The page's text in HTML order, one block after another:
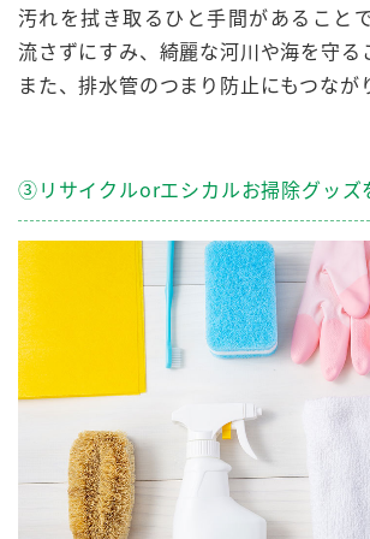
汚れを拭き取るひと手間があること
流さずにすみ、綺麗な河川や海を守る
また、排水管のつまり防止にもつなが
③リサイクルorエシカルお掃除グッズ